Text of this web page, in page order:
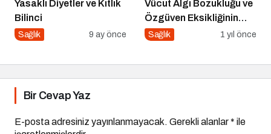
Yasaklı Diyetler ve Kıtlık
Bilinci
Sağlık 9 ay önce
Vücut Algı Bozukluğu ve
Özgüven Eksikliğinin
Görünmeyen Kökleri
Sağlık 1 yıl önce
Bir Cevap Yaz
E-posta adresiniz yayınlanmayacak. Gerekli alanlar* ile